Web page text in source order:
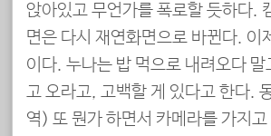
앉아있고 무언가를 폭로할 듯하다.
면은 다시 재연화면으로 바뀐다. 이
이다. 누나는 밥 먹으로 내려오다 말
고 오라고, 고백할 게 있다고 한다.
역) 또 뭔가 하면서 카메라를 가지